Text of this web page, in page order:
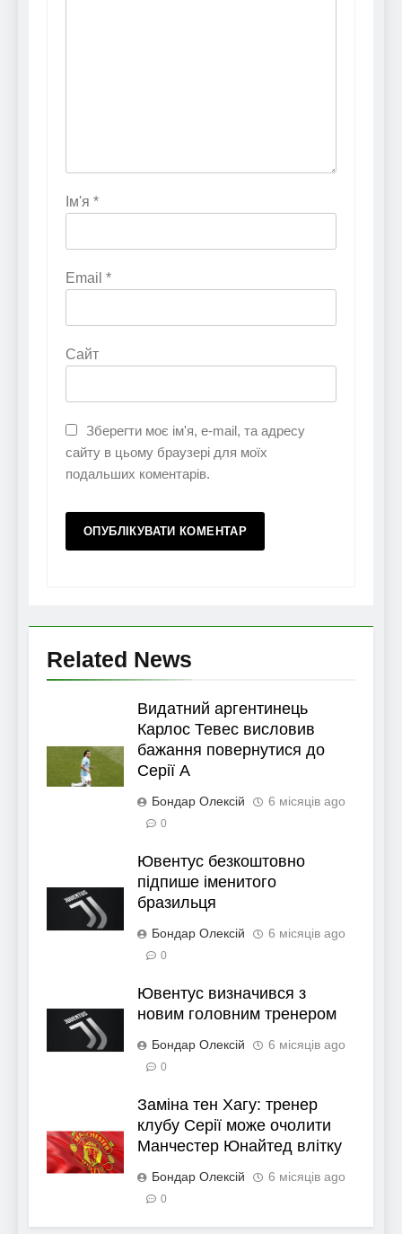
Ім'я *
Email *
Сайт
Зберегти моє ім'я, e-mail, та адресу
сайту в цьому браузері для моїх
подальших коментарів.
Related News
Видатний аргентинець
Карлос Тевес висловив
бажання повернутися до
Серії А
Бондар Олексій 6 місяців ago
0
Ювентус безкоштовно
підпише іменитого
бразильця
Бондар Олексій 6 місяців ago
0
Ювентус визначився з
новим головним тренером
Бондар Олексій 6 місяців ago
0
Заміна тен Хагу: тренер
клубу Серії може очолити
Манчестер Юнайтед влітку
Бондар Олексій 6 місяців ago
0